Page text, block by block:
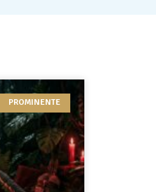
PROMINENTE